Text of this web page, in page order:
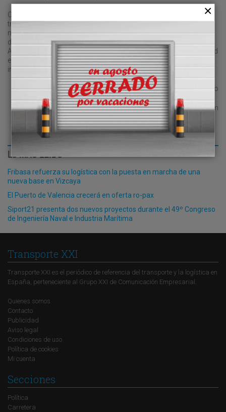
Cabe resaltar que el consignatario consta como obligado
tributario del nuevo impuesto, lo cual casa poco con su
naturaleza jurídica de comisionista o agente del naviero. Además
de la obvia distorsión del mercado, cabe destacar que el citado
Anteproyecto parece tener indicios de posible inconstitucionalidad
en materia de invasión de competencias estatales y doble
imposición, al menos en los citados puertos de interés general.
Jesús Barbadillo
jesus.barbadillo@garrigues.com
LO MÁS LEÍDO
Fribasa refuerza su logística con la puesta en marcha de una
nueva base en Vizcaya
El Puerto de Valencia crecerá en oferta ro-pax
Siport21 presenta dos nuevos proyectos durante el 49º Congreso
de Ingeniería Naval e Industria Marítima
Transporte XXI
Transporte XXI es el periódico de referencia del transporte y la logística en
España, perteneciente al Grupo XXI de Comunicación Empresarial.
Quienes somos
Contacto
Publicidad
Aviso legal
Condiciones de uso
Política de cookies
Mi cuenta
Secciones
Política
Carretera